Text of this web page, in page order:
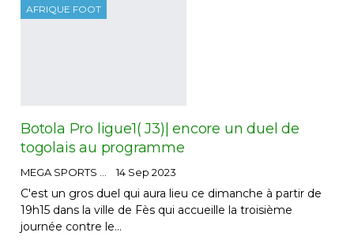
AFRIQUE FOOT
Botola Pro ligue1( J3)| encore un duel de
togolais au programme
14 Sep 2023
C'est un gros duel qui aura lieu ce dimanche à partir de
19h15 dans la ville de Fès qui accueille la troisième
journée contre le…